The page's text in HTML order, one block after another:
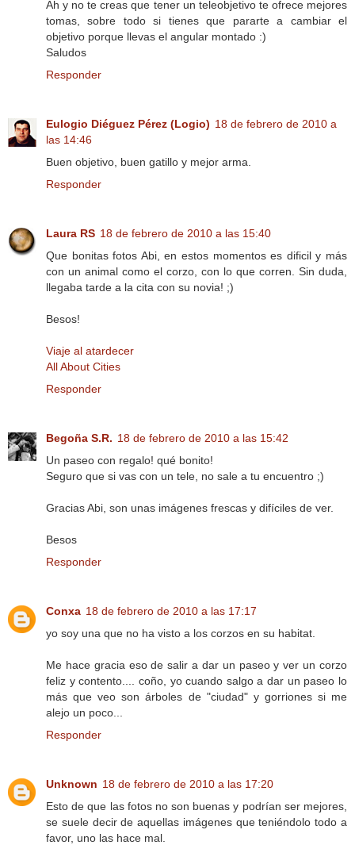
Ah y no te creas que tener un teleobjetivo te ofrece mejores
tomas, sobre todo si tienes que pararte a cambiar el
objetivo porque llevas el angular montado :)
Saludos
Responder
Eulogio Diéguez Pérez (Logio) 18 de febrero de 2010 a
las 14:46
Buen objetivo, buen gatillo y mejor arma.
Responder
Laura RS 18 de febrero de 2010 a las 15:40
Que bonitas fotos Abi, en estos momentos es dificil y más
con un animal como el corzo, con lo que corren. Sin duda,
llegaba tarde a la cita con su novia! ;)
Besos!
Viaje al atardecer
All About Cities
Responder
Begoña S.R. 18 de febrero de 2010 a las 15:42
Un paseo con regalo! qué bonito!
Seguro que si vas con un tele, no sale a tu encuentro ;)
Gracias Abi, son unas imágenes frescas y difíciles de ver.
Besos
Responder
Conxa 18 de febrero de 2010 a las 17:17
yo soy una que no ha visto a los corzos en su habitat.
Me hace gracia eso de salir a dar un paseo y ver un corzo
feliz y contento.... coño, yo cuando salgo a dar un paseo lo
más que veo son árboles de "ciudad" y gorriones si me
alejo un poco...
Responder
Unknown 18 de febrero de 2010 a las 17:20
Esto de que las fotos no son buenas y podrían ser mejores,
se suele decir de aquellas imágenes que teniéndolo todo a
favor, uno las hace mal.